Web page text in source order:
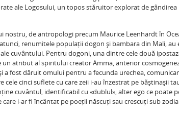
ale Logosului, un topos stăruitor explorat de gândirea
nostru, de antropologi precum Maurice Leenhardt în
renumitele populații dogon și bambara din Mali,
cuvântului. Pentru dogoni, una dintre cele două
atribut al spiritului creator Amma, anterior
a fost dăruit omului pentru a fecunda urechea,
cinci suflete cu care zeii i-au înzestrat pe băștinașii
cuvântul, identificabil cu «dublul», alter ego ce poate
i-ar fi încântat pe poeții născuți sau crescuți sub zodia